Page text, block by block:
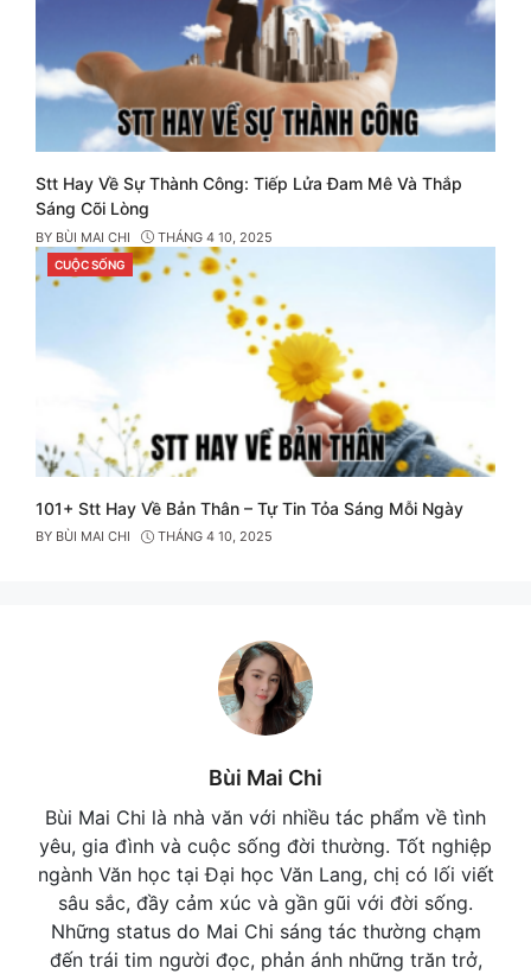
Stt Hay Về Sự Thành Công: Tiếp Lửa Đam Mê Và Thắp
Sáng Cõi Lòng
BY BÙI MAI CHI
THÁNG 4 10, 2025
CATEGORIES
CUỘC SỐNG
101+ Stt Hay Về Bản Thân – Tự Tin Tỏa Sáng Mỗi Ngày
BY BÙI MAI CHI THÁNG 4 10, 2025
Bùi Mai Chi
Bùi Mai Chi là nhà văn với nhiều tác phẩm về tình
yêu, gia đình và cuộc sống đời thường. Tốt nghiệp
ngành Văn học tại Đại học Văn Lang, chị có lối viết
sâu sắc, đầy cảm xúc và gần gũi với đời sống.
Những status do Mai Chi sáng tác thường chạm
đến trái tim người đọc, phản ánh những trăn trở,